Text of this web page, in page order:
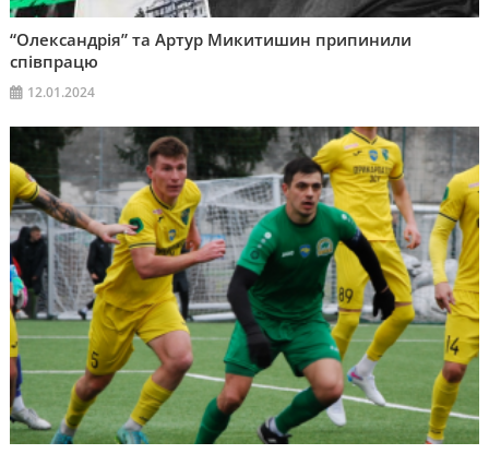
“Олександрія” та Артур Микитишин припинили
співпрацю
12.01.2024